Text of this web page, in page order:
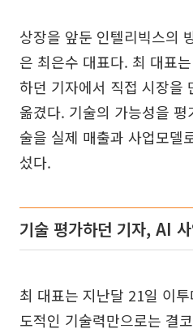
상장을 앞둔 인텔리빅스의
은 최은수 대표다. 최 대표
하던 기자에서 직접 시장을
옮겼다. 기술의 가능성을
술을 실제 매출과 사업모델
섰다.
기술 평가하던 기자, AI
최 대표는 지난달 21일 이
도적인 기술력만으로는 결